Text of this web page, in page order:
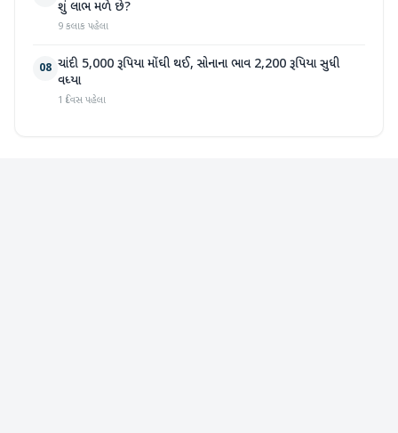
શું લાભ મળે છે?
9 કલાક પહેલા
08 ચાંદી 5,000 રૂપિયા મોંઘી થઈ, સોનાના ભાવ 2,200 રૂપિયા સુધી
વધ્યા
1 દિવસ પહેલા